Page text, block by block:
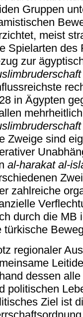
Gruppen
meist
Spielarten des
zur
in Ägypten
Zweige sind
al-harakat al-
zahlreiche
durch die MB
türkische
regionaler
dessen
politischen
Ziel ist